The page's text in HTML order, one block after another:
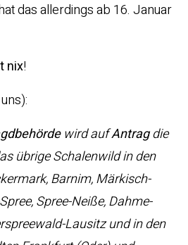
das allerdings ab 16. Januar
nix!
wird aufAntragdie
übrige Schalenwild in den
Barnim, Märkisch-
Spree-Neiße, Dahme-
Lausitz und in den